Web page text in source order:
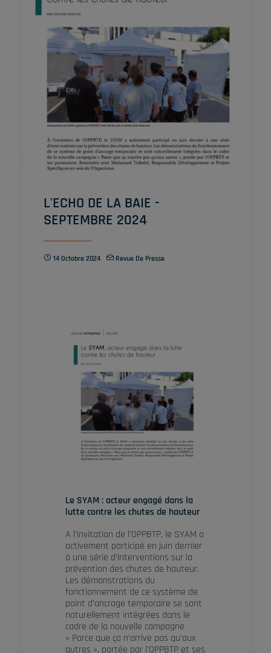
L'ECHO DE LA BAIE -
SEPTEMBRE 2024
14 Octobre 2024 Revue De Presse
Le SYAM : acteur engagé dans la
lutte contre les chutes de hauteur
A l’invitation de l’OPPBTP, le SYAM a
activement participé en juin dernier
à une série d’interventions sur la
prévention des chutes de hauteur.
Les démonstrations du
fonctionnement de ce système de
point d’ancrage temporaire se sont
naturellement intégrées dans le
cadre de la nouvelle campagne
« Parce que ça n’arrive pas qu’aux
autres », portée par l’OPPBTP et ses